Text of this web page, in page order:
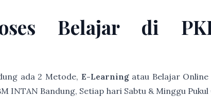
Belajar di
ada 2 Metode, E-Learningatau Belajar Online
INTAN Bandung, Setiap hari Sabtu & Minggu